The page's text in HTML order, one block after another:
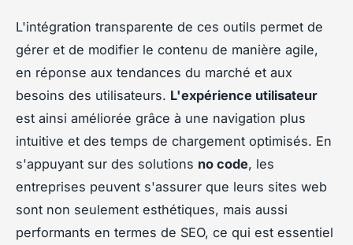
L'intégration transparente de ces outils permet de
gérer et de modifier le contenu de manière agile,
en réponse aux tendances du marché et aux
besoins des utilisateurs. L'expérience utilisateur
est ainsi améliorée grâce à une navigation plus
intuitive et des temps de chargement optimisés. En
s'appuyant sur des solutions no code, les
entreprises peuvent s'assurer que leurs sites web
sont non seulement esthétiques, mais aussi
performants en termes de SEO, ce qui est essentiel